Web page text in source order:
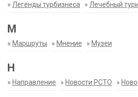
» Легенды турбизнеса » Лечебный
М
» Маршруты » Мнение » Музеи
Н
» Направление » Новости РСТО »